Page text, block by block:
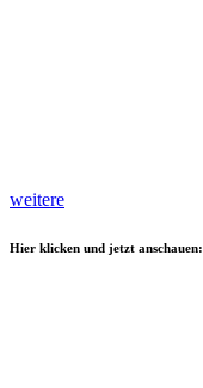
weitere
Hier klicken und jetzt anschauen: